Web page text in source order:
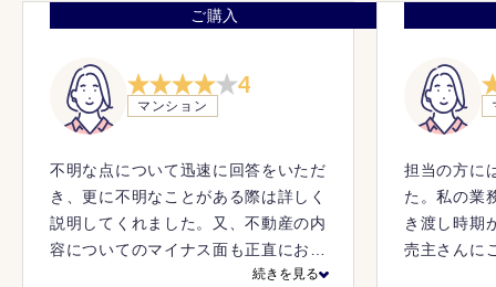
ご購入
4
マンション
不明な点について迅速に回答をいただ
き、更に不明なことがある際は詳しく
説明してくれました。又、不動産の内
容についてのマイナス面も正直にお伝
えいただき信用が置けます。続きを見る
担当の方に
た。私の業
き渡し時期
売主さんに